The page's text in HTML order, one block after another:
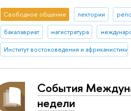
Свободное общение лектории
бакалавриат магистратура
Институт востоковедения и африканистики
События
недели